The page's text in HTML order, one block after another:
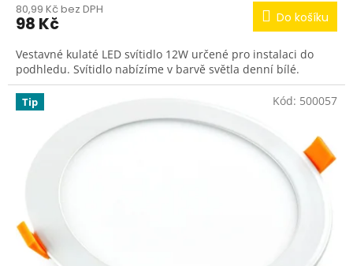
80,99 Kč bez DPH
98 Kč Do košíku
Vestavné kulaté LED svítidlo 12W určené pro instalaci do
podhledu. Svítidlo nabízíme v barvě světla denní bílé.
Tip Kód: 500057